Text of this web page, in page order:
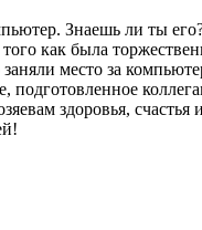
Знаешь ли ты
как была
место за
подготовленное
здоровья, счастья